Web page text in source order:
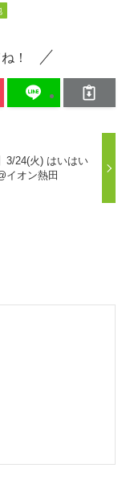
！
3/24(火) はいはい
イオン熱田